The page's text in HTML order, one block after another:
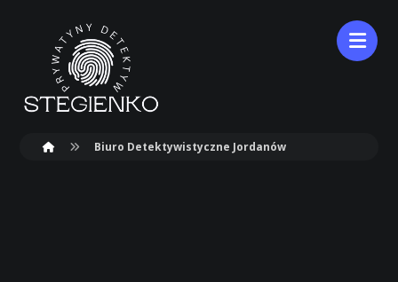
Biuro Detektywistyczne Jordanów